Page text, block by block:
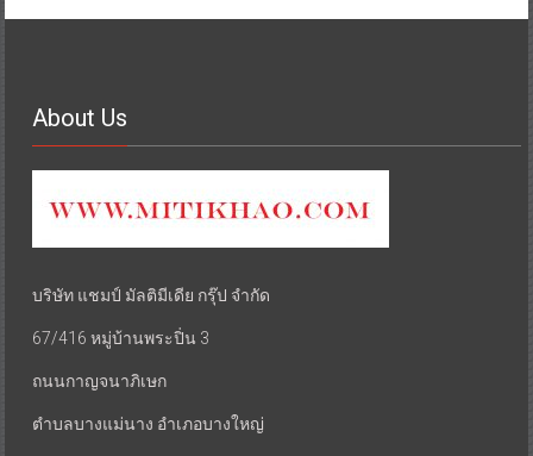
About Us
บริษัท แชมป์ มัลติมีเดีย กรุ๊ป จำกัด
67/416 หมู่บ้านพระปิ่น 3
ถนนกาญจนาภิเษก
ตำบลบางแม่นาง อำเภอบางใหญ่